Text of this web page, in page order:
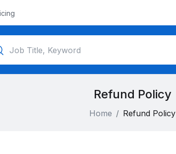
Refund Policy
Home Refund Policy